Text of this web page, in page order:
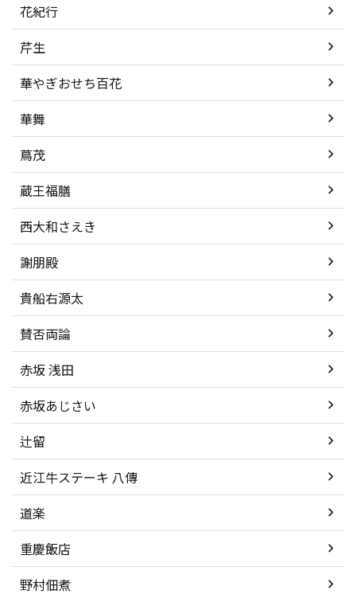
花紀行
芹生
華やぎおせち百花
華舞
蔦茂
蔵王福膳
西大和さえき
謝朋殿
貴船右源太
賛否両論
赤坂 浅田
赤坂あじさい
辻留
近江牛ステーキ 八傳
道楽
重慶飯店
野村佃煮